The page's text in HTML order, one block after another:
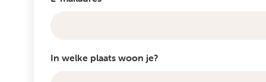
In welke plaats woon je?